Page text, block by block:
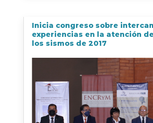
Inicia congreso sobre
experiencias en la atención
los sismos de 2017